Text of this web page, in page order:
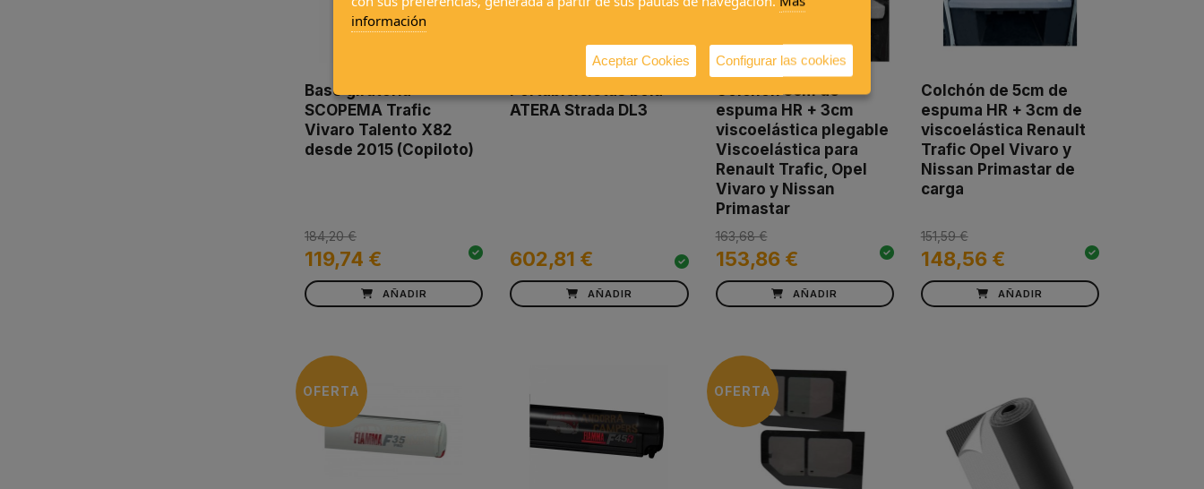
Base giratoria
SCOPEMA Trafic
Vivaro Talento X82
desde 2015 (Copiloto)
119,74 €
184,20 €
AÑADIR
Portabicicletas bola
ATERA Strada DL3
602,81 €
AÑADIR
Colchón 5cm de
espuma HR + 3cm
viscoelástica plegable
Viscoelástica para
Renault Trafic, Opel
Vivaro y Nissan
Primastar
153,86 €
163,68 €
AÑADIR
Colchón de 5cm de
espuma HR + 3cm de
viscoelástica Renault
Trafic Opel Vivaro y
Nissan Primastar de
carga
148,56 €
151,59 €
AÑADIR
OFERTA OFERTA
información
Aceptar Cookies Configurar las cookies